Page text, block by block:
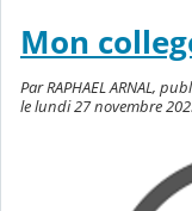
Mon
Par RAPHAEL ARNAL,
le lundi 27 novembre